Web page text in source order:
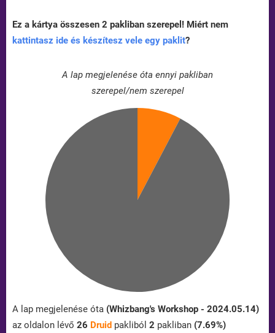
Ez a kártya összesen 2 pakliban szerepel! Miért nem
kattintasz ide és készítesz vele egy paklit?
A lap megjelenése óta ennyi pakliban
szerepel/nem szerepel
A lap megjelenése óta (Whizbang's Workshop - 2024.05.14)
az oldalon lévő 26 Druid pakliból 2 pakliban (7.69%)